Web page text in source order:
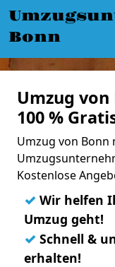
Bonn
Umzug
100 %
Umzug von Bonn
Kostenlose
✓ Wir helfen
Umzug geht!
✓ Schnell &
erhalten!